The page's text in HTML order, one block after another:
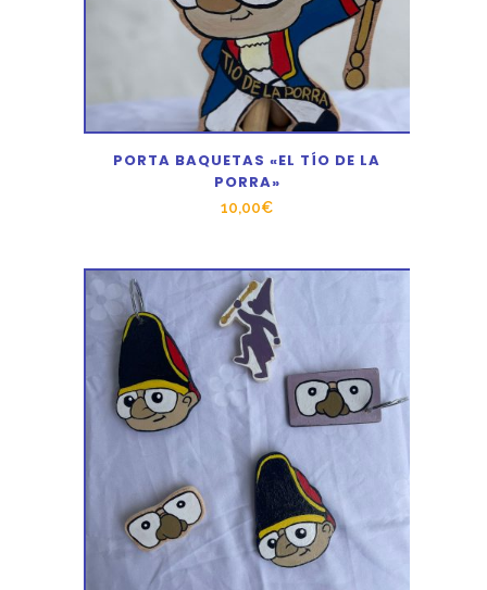
PORTA BAQUETAS «EL TÍO DE LA
PORRA»
10,00€